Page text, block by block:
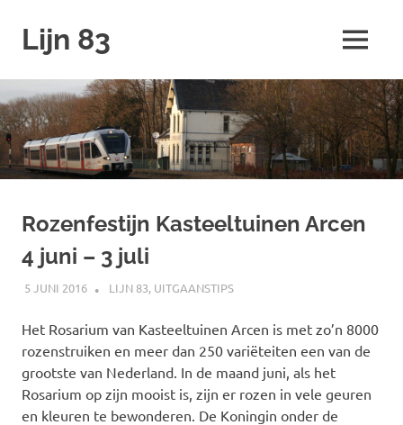
naar
inhoud
Lijn 83 MENU
Rozenfestijn Kasteeltuinen Arcen
4 juni – 3 juli
5 JUNI 2016 JOHAN
LIJN 83, UITGAANSTIPS
Het Rosarium van Kasteeltuinen Arcen is met zo’n 8000
rozenstruiken en meer dan 250 variëteiten een van de
grootste van Nederland. In de maand juni, als het
Rosarium op zijn mooist is, zijn er rozen in vele geuren
en kleuren te bewonderen. De Koningin onder de